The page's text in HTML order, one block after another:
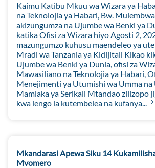
Kaimu Katibu Mkuu wa Wizara ya
na Teknolojia ya Habari, Bw.
akizungumza na Ujumbe wa Benki ya
katika Ofisi za Wizara hiyo Agosti 2,
mazungumzo kuhusu maendeleo ya
Mradi wa Tanzania ya Kidijitali Kikao
Ujumbe wa Benki ya Dunia, ofisi za
Mawasiliano na Teknolojia ya Habari,
Menejimenti ya Utumishi wa Umma na
Mamlaka ya Serikali Mtandao zilizopo
kwa lengo la kutembelea na kufanya...
Mkandarasi Apewa Siku 14
Mvomero